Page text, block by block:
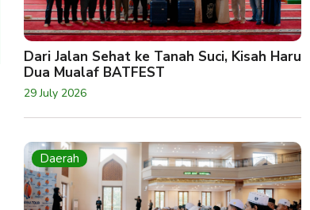
Dari Jalan Sehat ke Tanah Suci, Kisah Haru
Dua Mualaf BATFEST
29 July 2026
Daerah